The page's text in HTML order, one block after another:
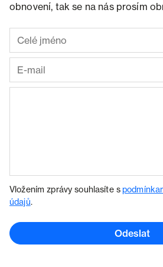
obnovení, tak se na nás prosím
Vložením zprávy souhlasíte s
údajů.
Odeslat